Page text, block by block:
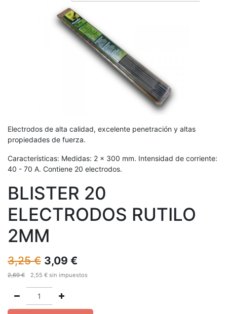
Electrodos de alta calidad, excelente penetración y altas
propiedades de fuerza.
Características: Medidas: 2 x 300 mm. Intensidad de corriente:
40 - 70 A. Contiene 20 electrodos.
BLISTER 20
ELECTRODOS RUTILO
2MM
3,25€ 3,09 €
2,69€ 2,55 € sin impuestos